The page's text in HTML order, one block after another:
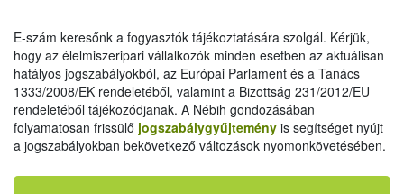
E-szám keresőnk a fogyasztók tájékoztatására szolgál. Kérjük,
hogy az élelmiszeripari vállalkozók minden esetben az aktuálisan
hatályos jogszabályokból, az Európai Parlament és a Tanács
1333/2008/EK rendeletéből, valamint a Bizottság 231/2012/EU
rendeletéből tájékozódjanak. A Nébih gondozásában
folyamatosan frissülő jogszabálygyűjtemény is segítséget nyújt
a jogszabályokban bekövetkező változások nyomonkövetésében.